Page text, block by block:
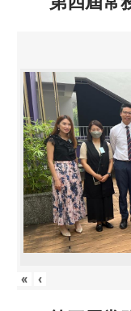
« ‹